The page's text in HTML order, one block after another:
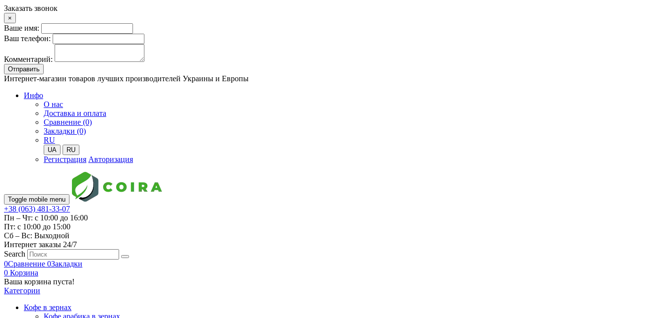
Заказать звонок
×
Ваше имя:
Ваш телефон:
Комментарий:
Отправить
Интернет-магазин товаров лучших производителей Украины и Европы
Инфо
О нас
Доставка и оплата
Сравнение (0)
Закладки (0)
RU
UA RU
Регистрация Авторизация
Toggle mobile menu
+38 (063) 481-33-07
Пн – Чт: с 10:00 до 16:00
Пт: с 10:00 до 15:00
Сб – Вс: Выходной
Интернет заказы 24/7
Search
0Сравнение 0Закладки
0 Корзина
Ваша корзина пуста!
Категории
Кофе в зернах
Кофе арабика в зернах